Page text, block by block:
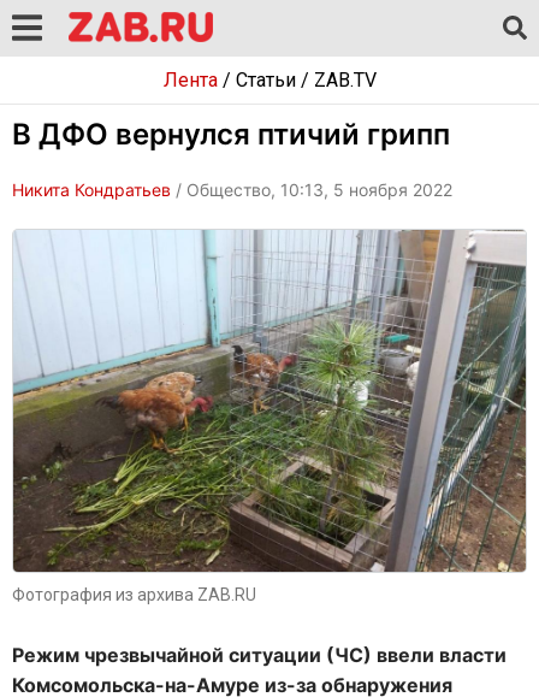
Лента/ Статьи/ ZAB.TV
В ДФО вернулся птичий грипп
Никита Кондратьев / Общество, 10:13, 5 ноября 2022
Фотография из архива ZAB.RU
Режим чрезвычайной ситуации (ЧС) ввели власти
Комсомольска-на-Амуре из-за обнаружения